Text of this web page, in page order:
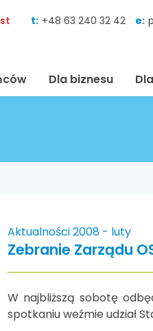
t: +48 63 240 32 42 e:
Dla biznesu
Aktualności 2008 - luty
Zebranie Zarządu
W najbliższą sobotę
spotkaniu weźmie udział